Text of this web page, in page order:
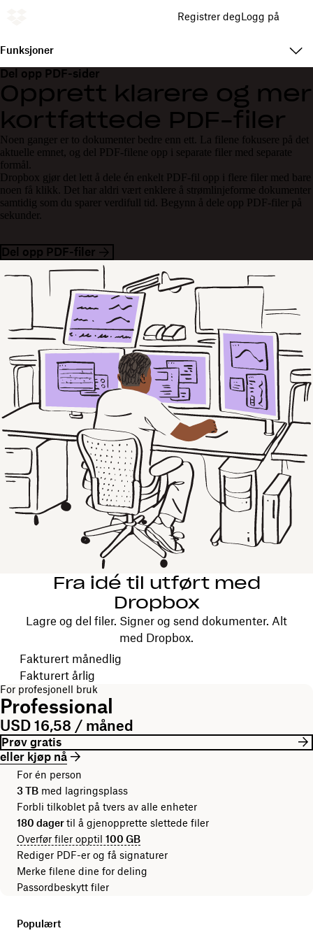
Registrer degLogg på
Funksjoner
Del opp PDF-sider
Opprett klarere og mer
kortfattede PDF-filer
Noen ganger er to dokumenter bedre enn ett. La filene fokusere på det
aktuelle emnet, og del PDF-filene opp i separate filer med separate
formål.
Dropbox gjør det lett å dele én enkelt PDF-fil opp i flere filer med bare
noen få klikk. Det har aldri vært enklere å strømlinjeforme dokumenter
samtidig som du sparer verdifull tid. Begynn å dele opp PDF-filer på
sekunder.
Del opp PDF-filer
Fra idé til utført med
Dropbox
Lagre og del filer. Signer og send dokumenter. Alt
med Dropbox.
Velg faktureringsperiode
Fakturert månedlig
Fakturert årlig
For profesjonell bruk
Professional
USD 16,58 / måned
Prøv gratis
eller kjøp nå
For én person
3 TB med lagringsplass
Forbli tilkoblet på tvers av alle enheter
180 dagertil å gjenopprette slettede filer
Overfør filer opptil 100 GB
Rediger PDF-er og få signaturer
Merke filene dine for deling
Passordbeskytt filer
Populært